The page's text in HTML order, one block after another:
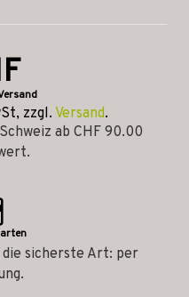
zzgl. Versand.
ab CHF 90.00
die sicherste Art: per